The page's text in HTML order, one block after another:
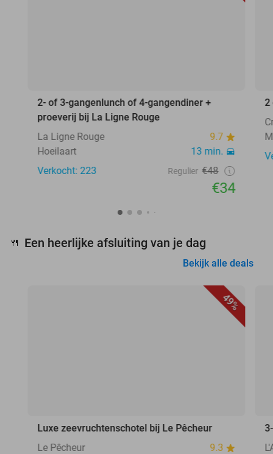
2- of 3-gangenlunch of 4-gangendiner +
proeverij bij La Ligne Rouge
La Ligne Rouge
9.7
Hoeilaart
13 min.
Verkocht: 223
Regulier €48
€34
2
🍴 Een heerlijke afsluiting van je dag
Bekijk alle deals
49%
Luxe zeevruchtenschotel bij Le Pêcheur
Le Pêcheur
9.3